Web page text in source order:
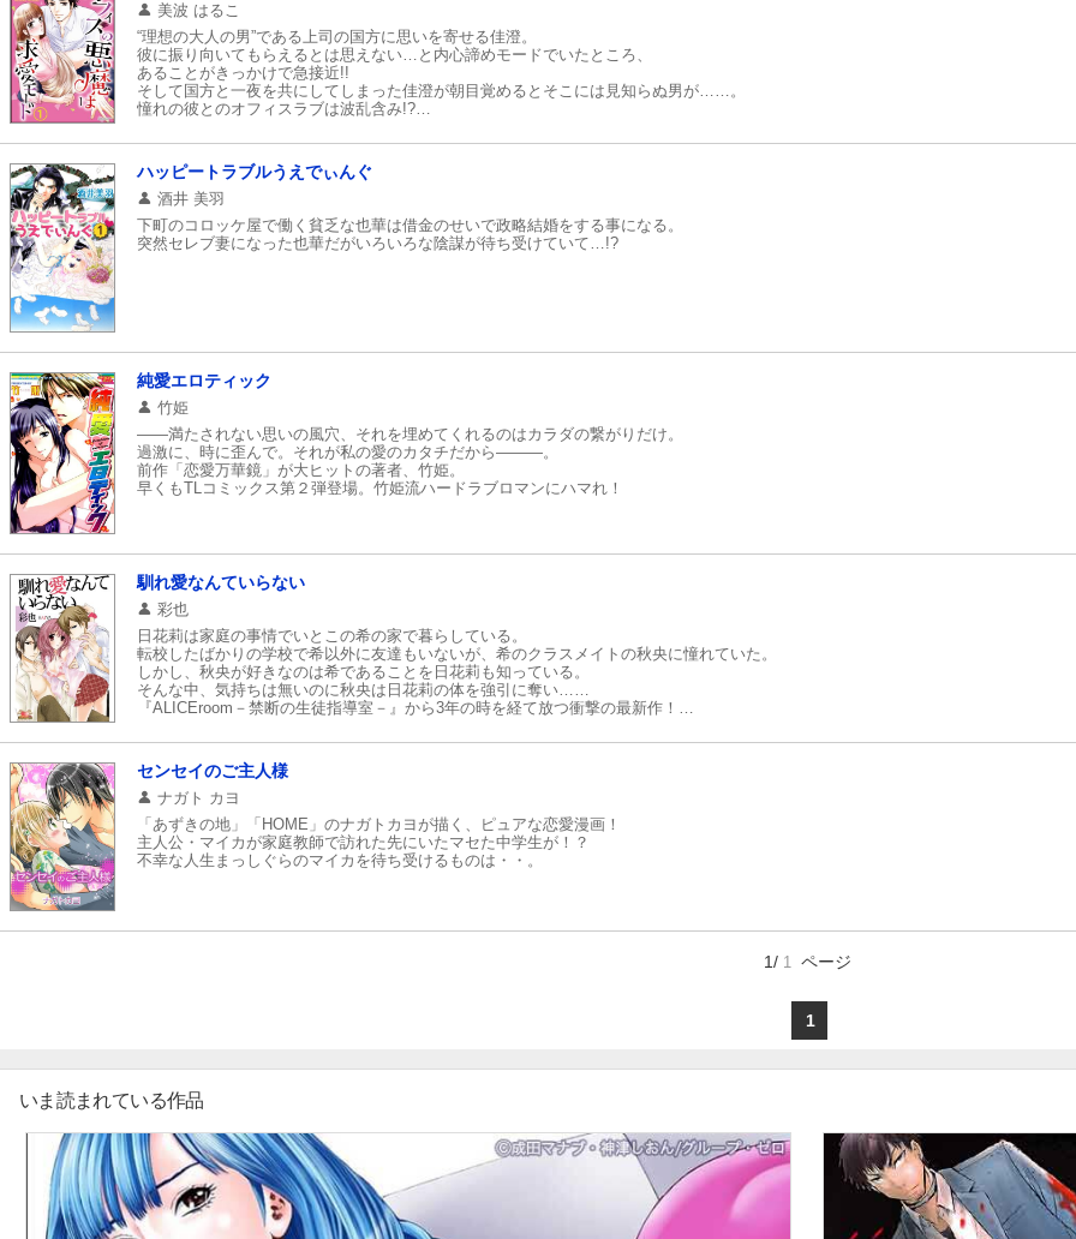
美波 はるこ
“理想の大人の男”である上司の国方に思いを寄せる佳澄。
彼に振り向いてもらえるとは思えない…と内心諦めモードでいたところ、
あることがきっかけで急接近!!
そして国方と一夜を共にしてしまった佳澄が朝目覚めるとそこには見知らぬ男が……。
憧れの彼とのオフィスラブは波乱含み!?
ハッピートラブルうえでぃんぐ
酒井 美羽
下町のコロッケ屋で働く貧乏な也華は借金のせいで政略結婚をする事になる。
突然セレブ妻になった也華だがいろいろな陰謀が待ち受けていて…!?
純愛エロティック
竹姫
――満たされない思いの風穴、それを埋めてくれるのはカラダの繋がりだけ。
過激に、時に歪んで。それが私の愛のカタチだから―――。
前作「恋愛万華鏡」が大ヒットの著者、竹姫。
早くもTLコミックス第２弾登場。竹姫流ハードラブロマンにハマれ！
馴れ愛なんていらない
彩也
日花莉は家庭の事情でいとこの希の家で暮らしている。
転校したばかりの学校で希以外に友達もいないが、希のクラスメイトの秋央に憧れていた。
しかし、秋央が好きなのは希であることを日花莉も知っている。
そんな中、気持ちは無いのに秋央は日花莉の体を強引に奪い……
『ALICEroom－禁断の生徒指導室－』から3年の時を経て放つ衝撃の最新作！
センセイのご主人様
ナガト カヨ
「あずきの地」「HOME」のナガトカヨが描く、ピュアな恋愛漫画！
主人公・マイカが家庭教師で訪れた先にいたマセた中学生が！？
不幸な人生まっしぐらのマイカを待ち受けるものは・・。
1/ 1 ページ
1
いま読まれている作品